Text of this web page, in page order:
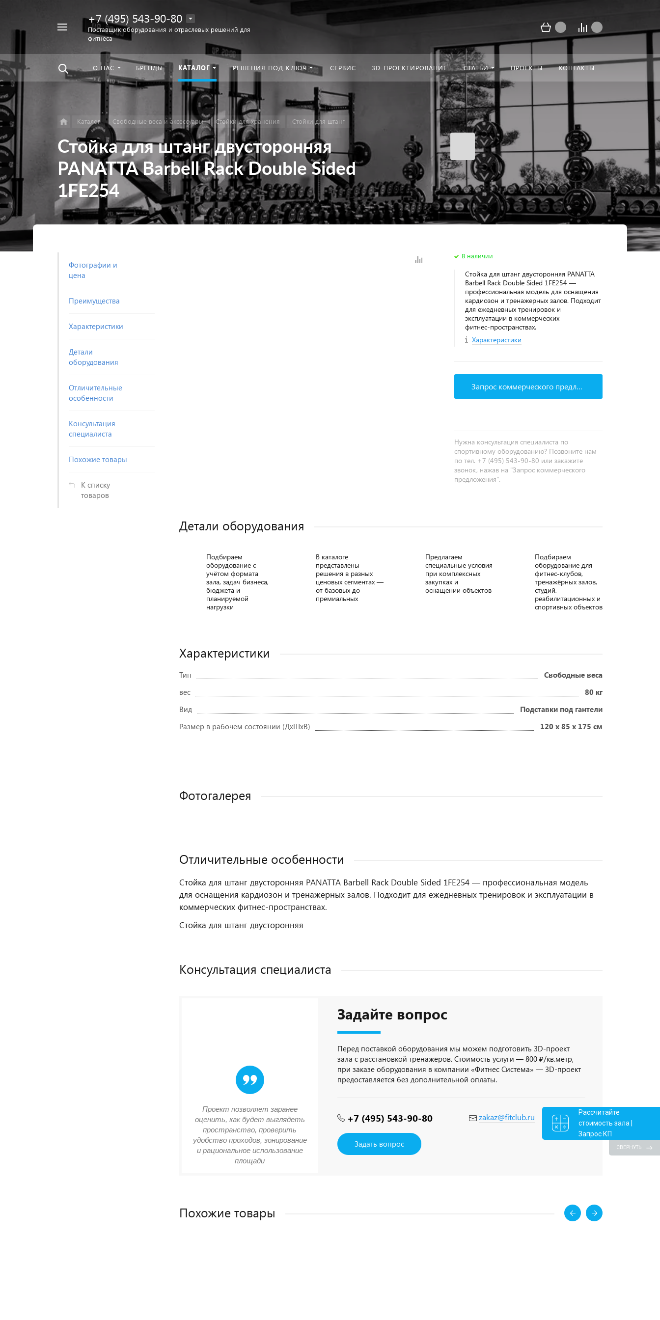
Например,
+7 (495) 543-90-80
Поставщик оборудования и отраслевых решений для
фитнеса
О НАС БРЕНДЫ КАТАЛОГ РЕШЕНИЯ ПОД КЛЮЧ СЕРВИС 3D-ПРОЕКТИРОВАНИЕ СТАТЬИ ПРОЕКТЫ КОНТАКТЫ
Каталог Свободные веса и аксессуары Стойки для хранения Стойки для штанг
Стойка для штанг двусторонняя
PANATTA Barbell Rack Double Sided
1FE254
Фотографии и
цена
Преимущества
Характеристики
Детали
оборудования
Отличительные
особенности
Консультация
специалиста
Похожие товары
К списку
товаров
В наличии
Стойка для штанг двусторонняя PANATTA
Barbell Rack Double Sided 1FE254 —
профессиональная модель для оснащения
кардиозон и тренажерных залов. Подходит
для ежедневных тренировок и
эксплуатации в коммерческих
фитнес‑пространствах.
Характеристики
Запрос коммерческого предложения
Нужна консультация специалиста по
спортивному оборудованию? Позвоните нам
по тел. +7 (495) 543-90-80 или закажите
звонок, нажав на "Запрос коммерческого
предложения".
Детали оборудования
Подбираем
оборудование с
учётом формата
зала, задач бизнеса,
бюджета и
планируемой
нагрузки
В каталоге
представлены
решения в разных
ценовых сегментах —
от базовых до
премиальных
Предлагаем
специальные условия
при комплексных
закупках и
оснащении объектов
Подбираем
оборудование для
фитнес-клубов,
тренажёрных залов,
студий,
реабилитационных и
спортивных объектов
Характеристики
Тип
Свободные веса
вес
80 кг
Вид
Подставки под гантели
Размер в рабочем состоянии (ДxШxВ)
120 х 85 х 175 см
Фотогалерея
Отличительные особенности
Стойка для штанг двусторонняя PANATTA Barbell Rack Double Sided 1FE254 — профессиональная модель
для оснащения кардиозон и тренажерных залов. Подходит для ежедневных тренировок и эксплуатации в
коммерческих фитнес‑пространствах.
Стойка для штанг двусторонняя
Консультация специалиста
Задайте вопрос
Перед поставкой оборудования мы можем подготовить 3D-проект
зала с расстановкой тренажёров. Стоимость услуги — 800 ₽/кв.метр,
при заказе оборудования в компании «Фитнес Система» — 3D-проект
предоставляется без дополнительной оплаты.
+7 (495) 543-90-80 zakaz@fitclub.ru
Задать вопрос
Проект позволяет заранее
оценить, как будет выглядеть
пространство, проверить
удобство проходов, зонирование
и рациональное использование
площади
Похожие товары
Рассчитайте
стоимость зала |
Запрос КП
СВЕРНУТЬ